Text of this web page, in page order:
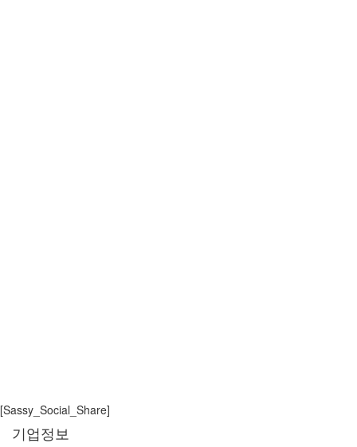
‘Flexibility Look’을 컨셉으로 하여 보다 쉽고, 간편한
협업 환경을 경험할 수 있는 제품입니다.
[Sassy_Social_Share]
기업정보